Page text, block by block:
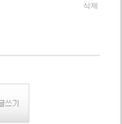
삭제